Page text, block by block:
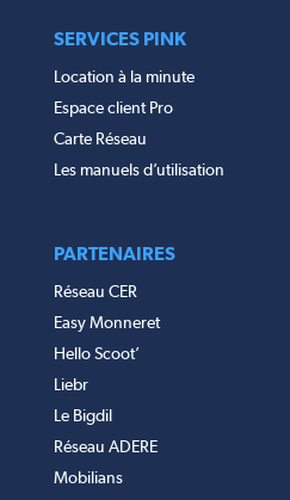
SERVICES PINK
Location à la minute
Espace client Pro
Carte Réseau
Les manuels d’utilisation
PARTENAIRES
Réseau CER
Easy Monneret
Hello Scoot’
Liebr
Le Bigdil
Réseau ADERE
Mobilians